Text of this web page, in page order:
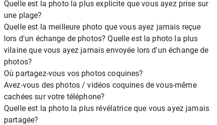
Quelle est la photo la plus explicite que vous ayez prise sur
une plage?
Quelle est la meilleure photo que vous ayez jamais reçue
lors d'un échange de photos? Quelle est la photo la plus
vilaine que vous ayez jamais envoyée lors d'un échange de
photos?
Où partagez-vous vos photos coquines?
Avez-vous des photos / vidéos coquines de vous-même
cachées sur votre téléphone?
Quelle est la photo la plus révélatrice que vous ayez jamais
partagée?